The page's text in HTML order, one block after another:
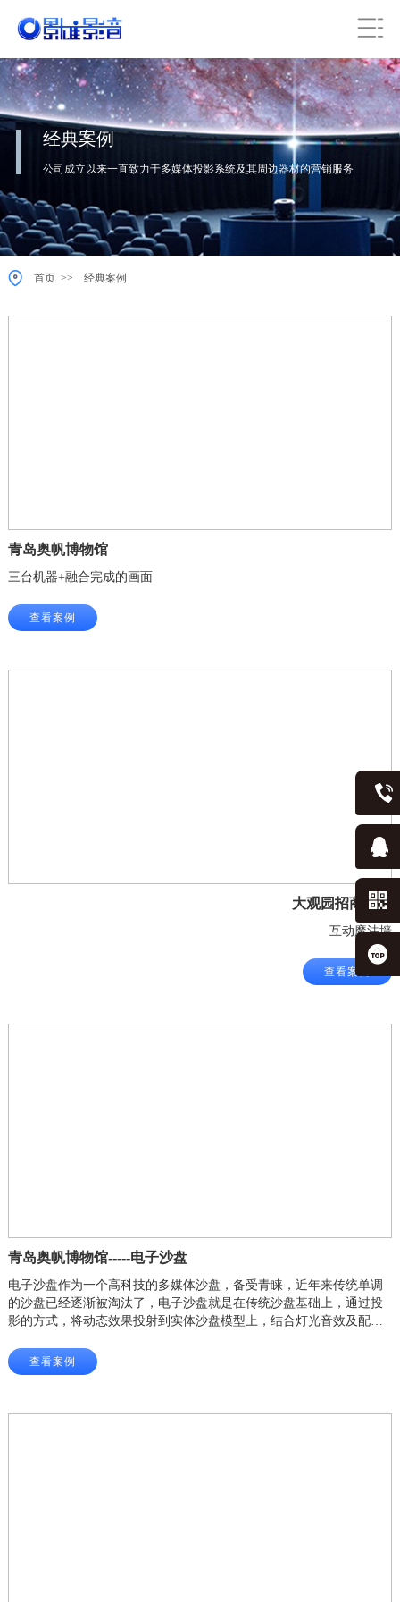
经典案例
公司成立以来一直致力于多媒体投影系统及其周边器材的营销服务
首页 >> 经典案例
青岛奥帆博物馆
三台机器+融合完成的画面
查看案例
大观园招商银行
互动魔法墙
查看案例
青岛奥帆博物馆-----电子沙盘
电子沙盘作为一个高科技的多媒体沙盘，备受青睐，近年来传统单调
的沙盘已经逐渐被淘汰了，电子沙盘就是在传统沙盘基础上，通过投
影的方式，将动态效果投射到实体沙盘模型上，结合灯光音效及配音
动态信息。
查看案例